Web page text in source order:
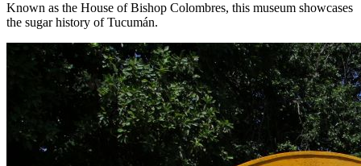
Known as the House of Bishop Colombres, this museum showcases
the sugar history of Tucumán.